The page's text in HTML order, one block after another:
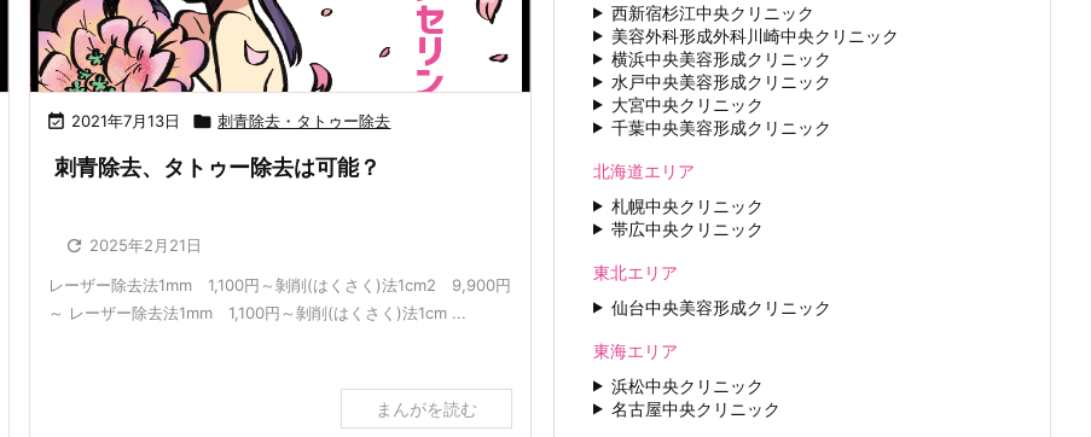
 2021年7月13日  刺青除去・タトゥー除去
刺青除去、タトゥー除去は可能？
 2025年2月21日
レーザー除去法1mm 1,100円～剝削(はくさく)法1cm2 9,900円
～ レーザー除去法1mm 1,100円～剝削(はくさく)法1cm ...
まんがを読む
西新宿杉江中央クリニック
美容外科形成外科川崎中央クリニック
横浜中央美容形成クリニック
水戸中央美容形成クリニック
大宮中央クリニック
千葉中央美容形成クリニック
北海道エリア
札幌中央クリニック
帯広中央クリニック
東北エリア
仙台中央美容形成クリニック
東海エリア
浜松中央クリニック
名古屋中央クリニック